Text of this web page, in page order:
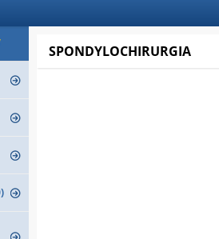
SPONDYLOCHIRURGIA